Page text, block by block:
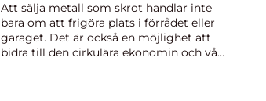
Att sälja metall som skrot handlar inte
bara om att frigöra plats i förrådet eller
garaget. Det är också en möjlighet att
bidra till den cirkulära ekonomin och vår